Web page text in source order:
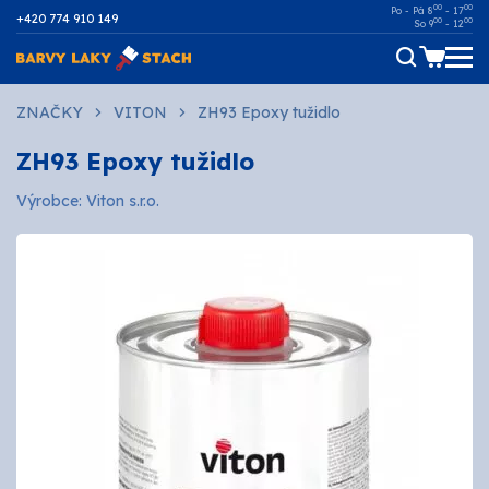
+420 774 910 149
Po - Pá 800 - 1700
So 900 - 1200
Dřevo
Kov
Malířské
Ostatní povrchy
AUTOMOTIVE
Technické kapaliny
ZNAČKY VITON ZH93 Epoxy tužidlo
ZH93 Epoxy tužidlo
Výrobce: Viton s.r.o.